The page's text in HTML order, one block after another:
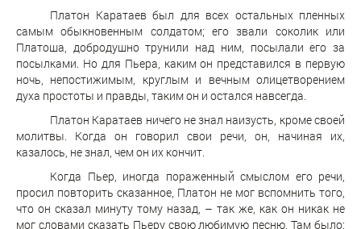
Платон Каратаев был для всех остальных пленных
самым обыкновенным солдатом; его звали соколик или
Платоша, добродушно трунили над ним, посылали его за
посылками. Но для Пьера, каким он представился в первую
ночь, непостижимым, круглым и вечным олицетворением
духа простоты и правды, таким он и остался навсегда.
Платон Каратаев ничего не знал наизусть, кроме своей
молитвы. Когда он говорил свои речи, он, начиная их,
казалось, не знал, чем он их кончит.
Когда Пьер, иногда пораженный смыслом его речи,
просил повторить сказанное, Платон не мог вспомнить того,
что он сказал минуту тому назад, – так же, как он никак не
мог словами сказать Пьеру свою любимую песню. Там было: